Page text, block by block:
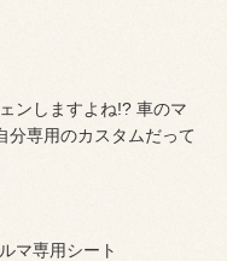
ンしますよね!? 車のマ
分専用のカスタムだって
マ専用シート